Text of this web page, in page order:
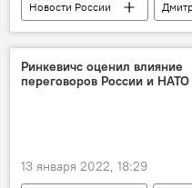
Новости России
грузоперевозки
Ринкевичс оценил влияние
переговоров России и
13 января 2022, 18:29